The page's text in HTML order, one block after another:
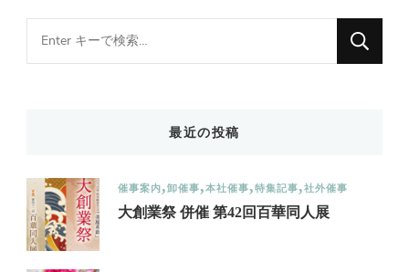
for
最近の投稿
催事案内 卸催事 本社催事 特集記事 社外催事
大創業祭 併催 第42回百華同人展